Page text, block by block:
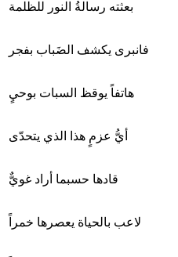
بعثته رسالةُ النور للظلمة
فانبرى يكشف الضَباب بفجر
هاتفاً يوقظ السبات بوحيٍ
أيُّ عزمٍ هذا الذي يتحدّى
قادها حسبما أراد غويٌّ
لاعب بالحياة يعصرها خمراً